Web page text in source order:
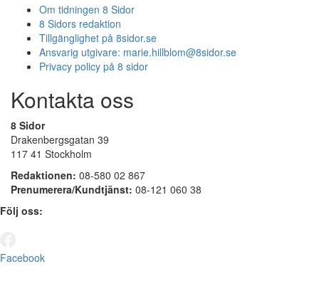
Om tidningen 8 Sidor
8 Sidors redaktion
Tillgänglighet på 8sidor.se
Ansvarig utgivare: marie.hillblom@8sidor.se
Privacy policy på 8 sidor
Kontakta oss
8 Sidor
Drakenbergsgatan 39
117 41 Stockholm
Redaktionen: 08-580 02 867
Prenumerera/Kundtjänst: 08-121 060 38
Följ oss:
Facebook